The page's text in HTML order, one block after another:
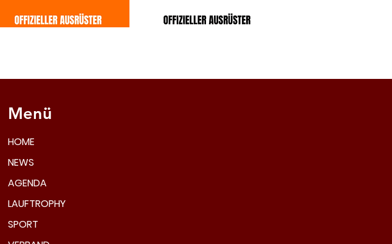
Menü
HOME
NEWS
AGENDA
LAUFTROPHY
SPORT